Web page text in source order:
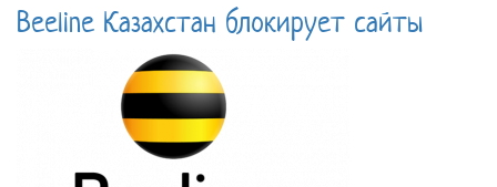
Beeline Казахстан блокирует сайты